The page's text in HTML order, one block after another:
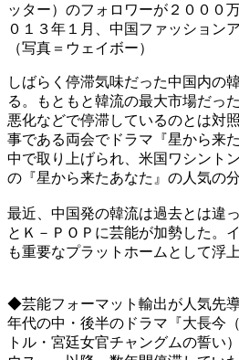
ッター）のフォロワーが２０００
０１３年１月、中国ファッション
（写真＝ウェイボー）
しばらく停滞気味だった中国内の
る。もともと韓流の最大市場だっ
悪化などで停滞しているのとは対
事である両会でドラマ『星から来
中で取り上げられ、米国ワシント
の『星から来たあなた』の人気の
最近、中国発の韓流は過去とは違
とＫ－ＰＯＰに芸能が加勢した。
も重要なプラットホームとして浮上
◆芸能フォーマット輸出が人気先
年代の中・後半のドラマ『大長今
トル・宮廷女官チャングムの誓い